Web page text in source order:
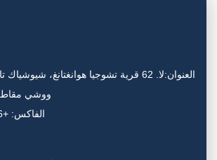
العنوان:لا. 62 قرية تشوجيا هوانغتانغ،
ووشي
الفاكس: +86 510-86911958